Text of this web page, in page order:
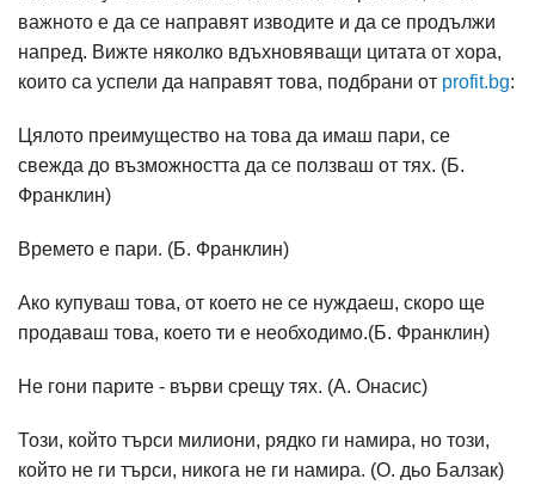
важното е да се направят изводите и да се продължи
напред. Вижте няколко вдъхновяващи цитата от хора,
които са успели да направят това, подбрани от profit.bg:
Цялото преимущество на това да имаш пари, се
свежда до възможността да се ползваш от тях. (Б.
Франклин)
Времето е пари. (Б. Франклин)
Ако купуваш това, от което не се нуждаеш, скоро ще
продаваш това, което ти е необходимо.(Б. Франклин)
Не гони парите - върви срещу тях. (А. Онасис)
Този, който търси милиони, рядко ги намира, но този,
който не ги търси, никога не ги намира. (О. дьо Балзак)